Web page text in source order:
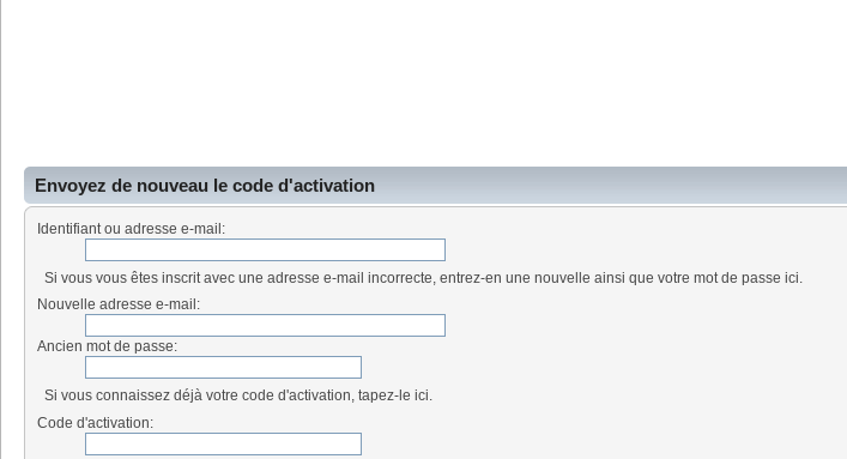
Envoyez de nouveau le code d'activation
Identifiant ou adresse e-mail:
Si vous vous êtes inscrit avec une adresse e-mail incorrecte, entrez-en une nouvelle ainsi que votre mot de passe ici.
Nouvelle adresse e-mail:
Ancien mot de passe:
Si vous connaissez déjà votre code d'activation, tapez-le ici.
Code d'activation: